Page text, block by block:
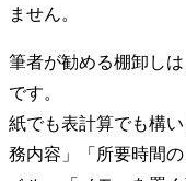
ません。
筆者が勧める棚卸し
です。
紙でも表計算でも構
務内容」「所要時間